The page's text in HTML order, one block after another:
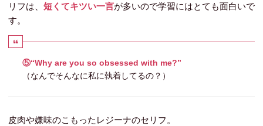
リフは、 短くてキツい一言が多いので学習にはとても面白いで
す。
⑤“Why are you so obsessed with me?”
（なんでそんなに私に執着してるの？）
皮肉や嫌味のこもったレジーナのセリフ。